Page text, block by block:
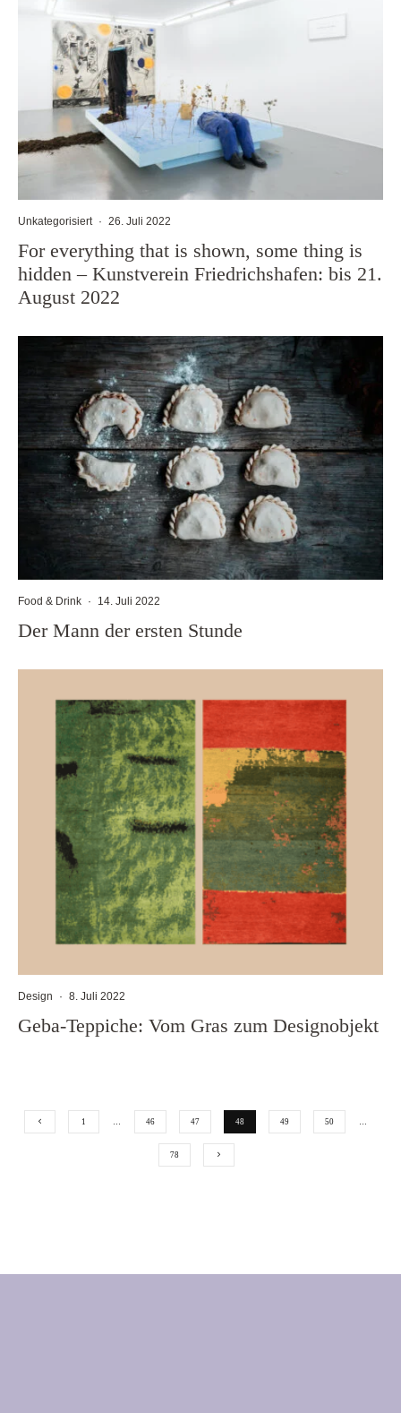
Unkategorisiert · 26. Juli 2022
For everything that is shown, some thing is
hidden – Kunstverein Friedrichshafen: bis 21.
August 2022
Food & Drink · 14. Juli 2022
Der Mann der ersten Stunde
Design · 8. Juli 2022
Geba-Teppiche: Vom Gras zum Designobjekt
1 … 46 47 48 49 50 …
78